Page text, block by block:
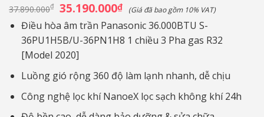
37.890.000₫ Giá
gốc
là:
37.890.000₫.
35.190.000₫Giá
hiện
tại
là:
35.190.000₫.
(Giá đã bao gồm 10% VAT)
Điều hòa âm trần Panasonic 36.000BTU S-
36PU1H5B/U-36PN1H8 1 chiều 3 Pha gas R32
[Model 2020]
Luồng gió rộng 360 độ làm lạnh nhanh, dễ chịu
Công nghệ lọc khí NanoeX lọc sạch không khí 24h